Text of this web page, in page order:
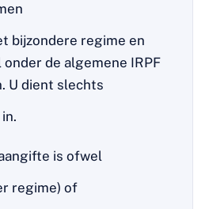
bijzondere regime en
onder de algemene IRPF
U dient slechts
is ofwel
regime) of